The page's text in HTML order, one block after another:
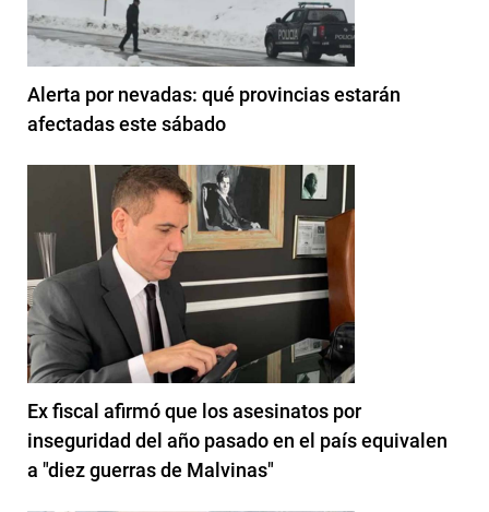
Alerta por nevadas: qué provincias estarán
afectadas este sábado
Ex fiscal afirmó que los asesinatos por
inseguridad del año pasado en el país equivalen
a "diez guerras de Malvinas"